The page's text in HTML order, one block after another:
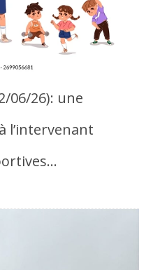
06/26): une
l’intervenant